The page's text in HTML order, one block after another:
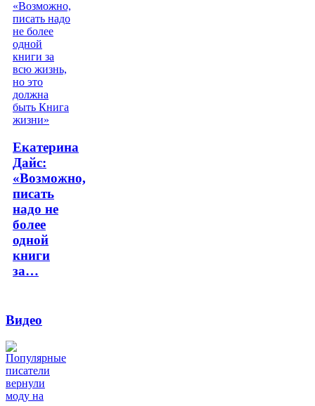
Екатерина
Дайс:
«Возможно,
писать
надо не
более
одной
книги
за…
Видео